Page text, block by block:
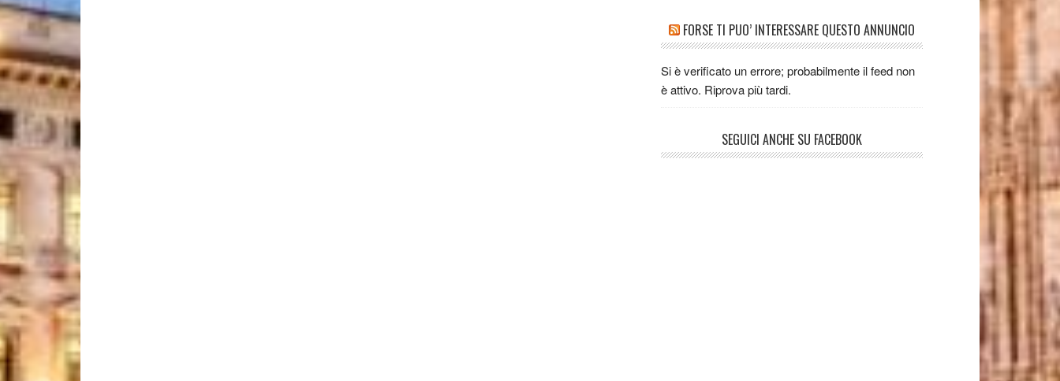
FORSE TI PUO’ INTERESSARE QUESTO ANNUNCIO
Si è verificato un errore; probabilmente il feed non
è attivo. Riprova più tardi.
SEGUICI ANCHE SU FACEBOOK